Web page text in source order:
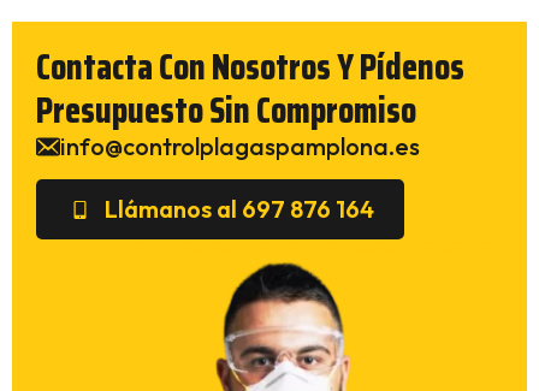
Contacta Con Nosotros Y Pídenos
Presupuesto Sin Compromiso
info@controlplagaspamplona.es
Llámanos al 697 876 164